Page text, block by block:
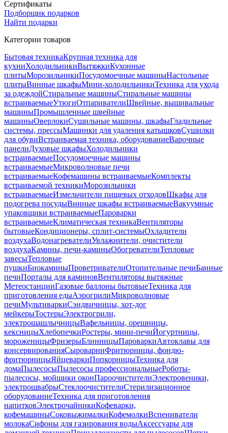
Сертификаты
Подборщик подарков
Найти подарки
Категории товаров
Бытовая техникаКрупная техника для
кухниХолодильникиВытяжкиКухонные
плитыМорозильникиПосудомоечные машиныНастольные
плитыВинные шкафыМини-холодильникиТехника для ухода
за одеждойСтиральные машиныСтиральные машины
встраиваемыеУтюгиОтпаривателиШвейные, вышивальные
машиныПромышленные швейные
машиныОверлокиСушильные машины, шкафыГладильные
системы, прессыМашинки для удаления катышковСушилки
для обувиВстраиваемая техника, оборудованиеВарочные
панелиДуховые шкафыХолодильники
встраиваемыеПосудомоечные машины
встраиваемыеМикроволновые печи
встраиваемыеКофемашины встраиваемыеКомплекты
встраиваемой техникиМорозильники
встраиваемыеИзмельчители пищевых отходовШкафы для
подогрева посудыВинные шкафы встраиваемыеВакуумные
упаковщики встраиваемыеПароварки
встраиваемыеКлиматическая техникаВентиляторы
бытовыеКондиционеры, сплит-системыОхладители
воздухаВодонагревателиУвлажнители, очистители
воздухаКамины, печи-каминыОбогревателиТепловые
завесыТепловые
пушкиБиокаминыПроветривателиОтопительные печиБанные
печиПорталы для каминовВентиляторы вытяжные
МетеостанцииГазовые баллоны бытовыеТехника для
приготовления едыАэрогрилиМикроволновые
печиМультиваркиСэндвичницы, хот-дог
мейкерыТостерыЭлектрогрили,
электрошашлычницыВафельницы, орешницы,
кексницыХлебопечкиРостеры, мини-печиЙогуртницы,
мороженицыФризерыБлинницыПароваркиАвтоклавы для
консервированияСыроварниФритюрницы, фондю-
фритюрницыЯйцеваркиПопкорницыТехника для
домаПылесосыПылесосы профессиональныеРоботы-
пылесосы, мойщики оконПароочистителиЭлектровеники,
электрошвабрыСтеклоочистителиСтерилизационное
оборудованиеТехника для приготовления
напитковЭлектрочайникиКофеварки,
кофемашиныСоковыжималкиКофемолкиВспениватели
молокаСифоны для газирования водыАксессуары для